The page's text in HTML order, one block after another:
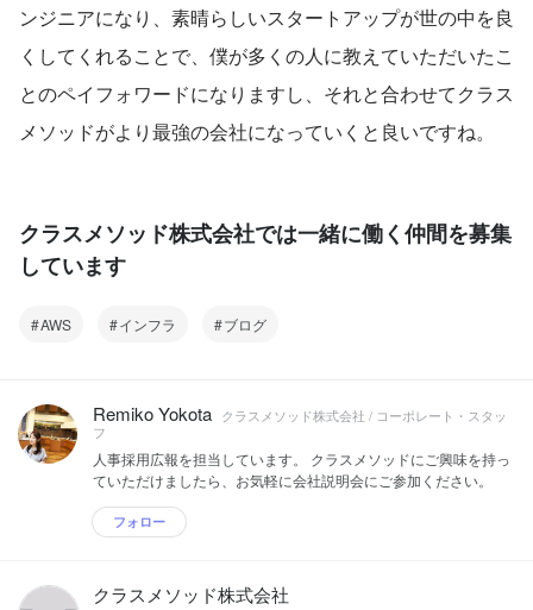
ンジニアになり、素晴らしいスタートアップが世の中を良
くしてくれることで、僕が多くの人に教えていただいたこ
とのペイフォワードになりますし、それと合わせてクラス
メソッドがより最強の会社になっていくと良いですね。
クラスメソッド株式会社では一緒に働く仲間を募集
しています
AWS インフラ ブログ
Remiko Yokota クラスメソッド株式会社 / コーポレート・スタッ
フ
人事採用広報を担当しています。 クラスメソッドにご興味を持っ
ていただけましたら、お気軽に会社説明会にご参加ください。
フォロー
クラスメソッド株式会社